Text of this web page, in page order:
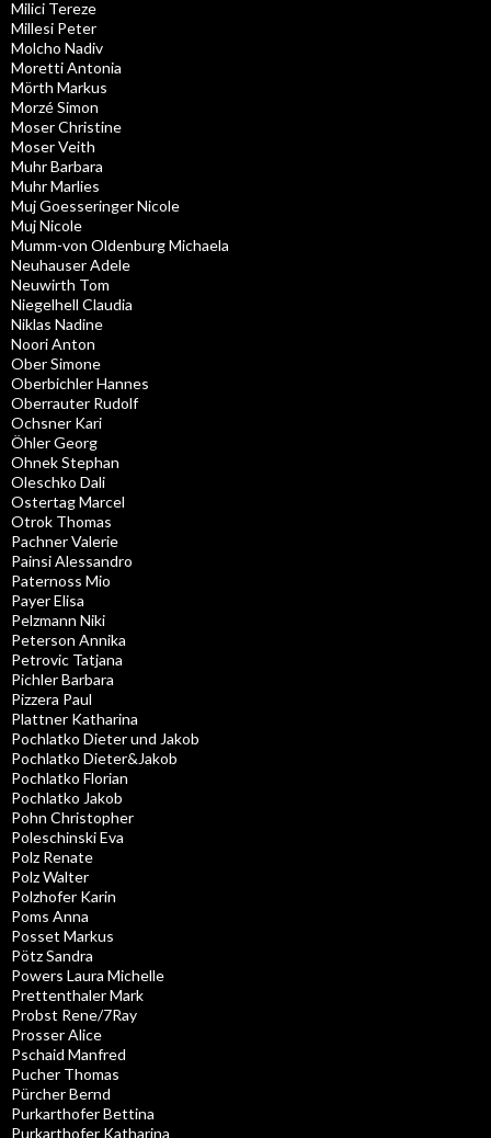
Milici Tereze
Millesi Peter
Molcho Nadiv
Moretti Antonia
Mörth Markus
Morzé Simon
Moser Christine
Moser Veith
Muhr Barbara
Muhr Marlies
Muj Goesseringer Nicole
Muj Nicole
Mumm-von Oldenburg Michaela
Neuhauser Adele
Neuwirth Tom
Niegelhell Claudia
Niklas Nadine
Noori Anton
Ober Simone
Oberbichler Hannes
Oberrauter Rudolf
Ochsner Kari
Öhler Georg
Ohnek Stephan
Oleschko Dali
Ostertag Marcel
Otrok Thomas
Pachner Valerie
Painsi Alessandro
Paternoss Mio
Payer Elisa
Pelzmann Niki
Peterson Annika
Petrovic Tatjana
Pichler Barbara
Pizzera Paul
Plattner Katharina
Pochlatko Dieter und Jakob
Pochlatko Dieter&Jakob
Pochlatko Florian
Pochlatko Jakob
Pohn Christopher
Poleschinski Eva
Polz Renate
Polz Walter
Polzhofer Karin
Poms Anna
Posset Markus
Pötz Sandra
Powers Laura Michelle
Prettenthaler Mark
Probst Rene/7Ray
Prosser Alice
Pschaid Manfred
Pucher Thomas
Pürcher Bernd
Purkarthofer Bettina
Purkarthofer Katharina